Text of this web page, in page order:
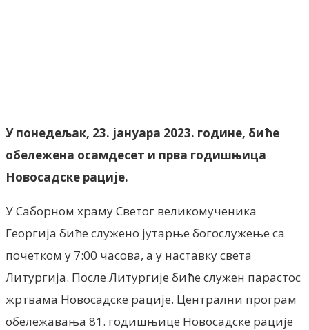
У понедељак, 23. јануара 2023. године, биће
обележена осамдесет и прва годишњица
Новосадске рације.
У Саборном храму Светог великомученика
Георгија биће служено јутарње богослужење са
почетком у 7:00 часова, а у наставку света
Литургија. После Литургије биће служен парастос
жртвама Новосадске рације. Централни програм
обележавања 81. годишњице Новосадске рације